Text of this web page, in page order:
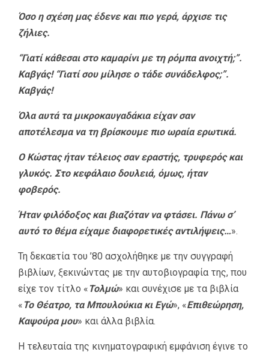
Όσο η σχέση μας έδενε και πιο γερά, άρχισε τις
ζήλιες.
“Γιατί κάθεσαι στο καμαρίνι με τη ρόμπα ανοιχτή;”.
Καβγάς! “Γιατί σου μίλησε ο τάδε συνάδελφος;”.
Καβγάς!
Όλα αυτά τα μικροκαυγαδάκια είχαν σαν
αποτέλεσμα να τη βρίσκουμε πιο ωραία ερωτικά.
Ο Κώστας ήταν τέλειος σαν εραστής, τρυφερός και
γλυκός. Στο κεφάλαιο δουλειά, όμως, ήταν
φοβερός.
Ήταν φιλόδοξος και βιαζόταν να φτάσει. Πάνω σ’
αυτό το θέμα είχαμε διαφορετικές αντιλήψεις…».
Τη δεκαετία του ’80 ασχολήθηκε με την συγγραφή
βιβλίων, ξεκινώντας με την αυτοβιογραφία της, που
είχε τον τίτλο « Τολμώ» και συνέχισε με τα βιβλία
« Το Θέατρο, τα Μπουλούκια κι Εγώ», «Επιθεώρηση,
Καψούρα μου» και άλλα βιβλία.
Η τελευταία της κινηματογραφική εμφάνιση έγινε το